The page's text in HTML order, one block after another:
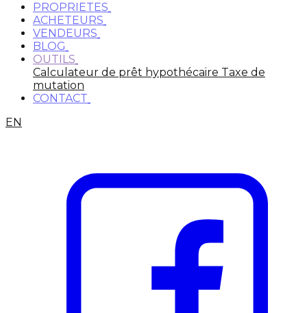
PROPRIETES
ACHETEURS
VENDEURS
BLOG
OUTILS
Calculateur de prêt hypothécaire Taxe de
mutation
CONTACT
EN